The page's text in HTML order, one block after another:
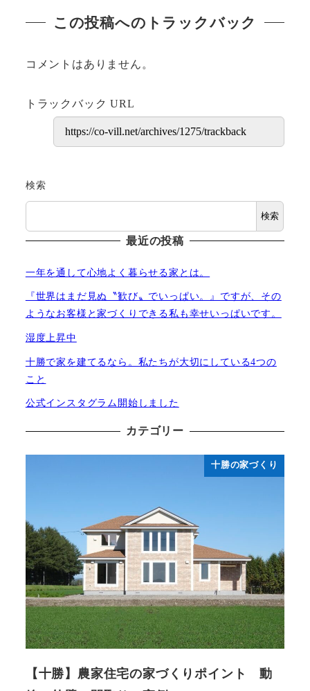
この投稿へのトラックバック
コメントはありません。
トラックバック URL
検索
検索
最近の投稿
一年を通して心地よく暮らせる家とは。
『世界はまだ見ぬ〝歓び〟でいっぱい。』ですが、その
ようなお客様と家づくりできる私も幸せいっぱいです。
湿度上昇中
十勝で家を建てるなら。私たちが大切にしている4つの
こと
公式インスタグラム開始しました
カテゴリー
十勝の家づくり
【十勝】農家住宅の家づくりポイント 動